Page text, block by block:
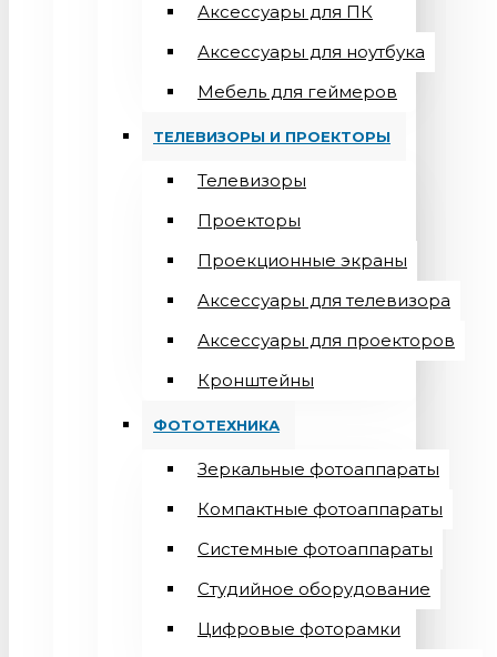
Аксессуары для ПК
Аксессуары для ноутбука
Мебель для геймеров
ТЕЛЕВИЗОРЫ И ПРОЕКТОРЫ
Телевизоры
Проекторы
Проекционные экраны
Aксессуары для телевизора
Аксессуары для проекторов
Кронштейны
ФОТОТЕХНИКА
Зеркальные фотоаппараты
Компактные фотоаппараты
Системные фотоаппараты
Студийное оборудование
Цифровые фоторамки